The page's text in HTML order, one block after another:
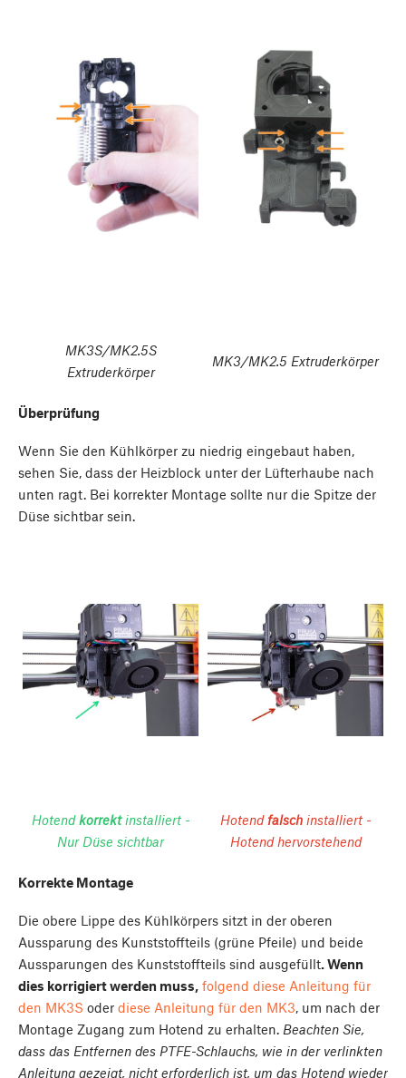
MK3S/MK2.5S
Extruderkörper
MK3/MK2.5 Extruderkörper
Überprüfung
Wenn Sie den Kühlkörper zu niedrig eingebaut haben,
sehen Sie, dass der Heizblock unter der Lüfterhaube nach
unten ragt. Bei korrekter Montage sollte nur die Spitze der
Düse sichtbar sein.
Hotendkorrektinstalliert -
Nur Düse sichtbar
Hotend falsch installiert -
Hotend hervorstehend
Korrekte Montage
Die obere Lippe des Kühlkörpers sitzt in der oberen
Aussparung des Kunststoffteils (grüne Pfeile) und beide
Aussparungen des Kunststoffteils sind ausgefüllt. Wenn
dies korrigiert werden muss, folgend diese Anleitung für
den MK3S oder diese Anleitung für den MK3, um nach der
Montage Zugang zum Hotend zu erhalten. Beachten Sie,
dass das Entfernen des PTFE-Schlauchs, wie in der verlinkten
Anleitung gezeigt, nicht erforderlich ist, um das Hotend wieder